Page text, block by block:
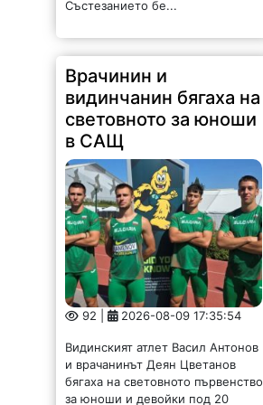
Състезанието бе...
Врачинин и
видинчанин бягаха на
световното за юноши
в САЩ
92 | 2026-08-09 17:35:54
Видинският атлет Васил Антонов
и врачанинът Деян Цветанов
бягаха на световното първенство
за юноши и девойки под 20